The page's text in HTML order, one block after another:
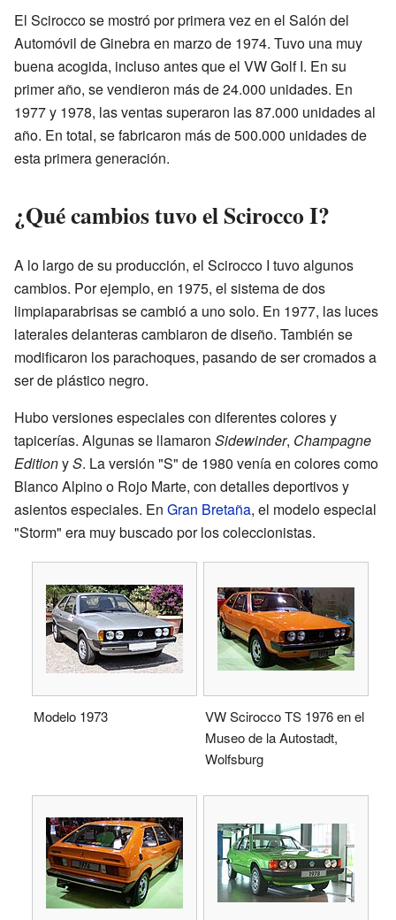
El Scirocco se mostró por primera vez en el Salón del
Automóvil de Ginebra en marzo de 1974. Tuvo una muy
buena acogida, incluso antes que el VW Golf I. En su
primer año, se vendieron más de 24.000 unidades. En
1977 y 1978, las ventas superaron las 87.000 unidades al
año. En total, se fabricaron más de 500.000 unidades de
esta primera generación.
¿Qué cambios tuvo el Scirocco I?
A lo largo de su producción, el Scirocco I tuvo algunos
cambios. Por ejemplo, en 1975, el sistema de dos
limpiaparabrisas se cambió a uno solo. En 1977, las luces
laterales delanteras cambiaron de diseño. También se
modificaron los parachoques, pasando de ser cromados a
ser de plástico negro.
Hubo versiones especiales con diferentes colores y
tapicerías. Algunas se llamaron Sidewinder, Champagne
EditionyS. La versión "S" de 1980 venía en colores como
Blanco Alpino o Rojo Marte, con detalles deportivos y
asientos especiales. En Gran Bretaña, el modelo especial
"Storm" era muy buscado por los coleccionistas.
Modelo 1973
VW Scirocco TS 1976 en el
Museo de la Autostadt,
Wolfsburg